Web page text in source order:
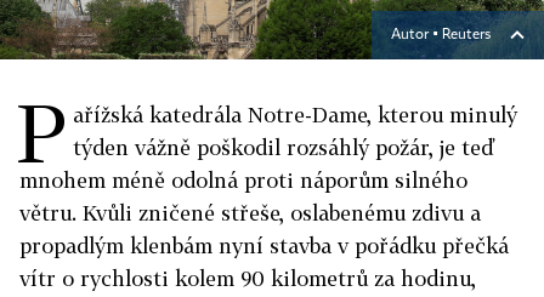
Autor ▪ Reuters
P ařížská katedrála Notre-Dame, kterou minulý
týden vážně poškodil rozsáhlý požár, je teď
mnohem méně odolná proti náporům silného
větru. Kvůli zničené střeše, oslabenému zdivu a
propadlým klenbám nyní stavba v pořádku přečká
vítr o rychlosti kolem 90 kilometrů za hodinu,